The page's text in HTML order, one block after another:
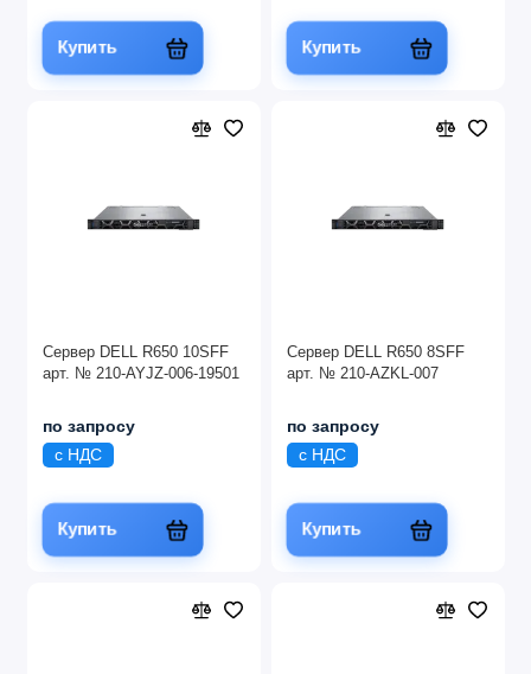
Купить Купить
Сервер DELL R650 10SFF
арт. № 210-AYJZ-006-19501
по запросу
с НДС
Купить
Сервер DELL R650 8SFF
арт. № 210-AZKL-007
по запросу
с НДС
Купить